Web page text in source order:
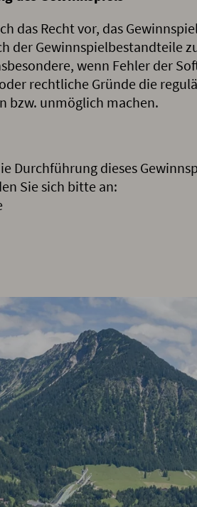
das Recht vor, das
der Gewinnspielbestandteile
wenn Fehler der
rechtliche Gründe die
bzw. unmöglich machen.
Durchführung dieses
Sie sich bitte an: